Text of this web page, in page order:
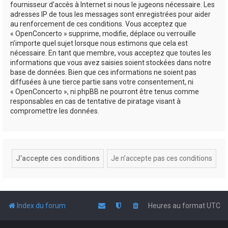
fournisseur d’accès à Internet si nous le jugeons nécessaire. Les
adresses IP de tous les messages sont enregistrées pour aider
au renforcement de ces conditions. Vous acceptez que
« OpenConcerto » supprime, modifie, déplace ou verrouille
n’importe quel sujet lorsque nous estimons que cela est
nécessaire. En tant que membre, vous acceptez que toutes les
informations que vous avez saisies soient stockées dans notre
base de données. Bien que ces informations ne soient pas
diffusées à une tierce partie sans votre consentement, ni
« OpenConcerto », ni phpBB ne pourront être tenus comme
responsables en cas de tentative de piratage visant à
compromettre les données.
Index du forum Heures au formatUTC